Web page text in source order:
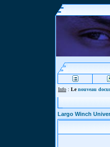
Info : Lenouveau
Largo Winch